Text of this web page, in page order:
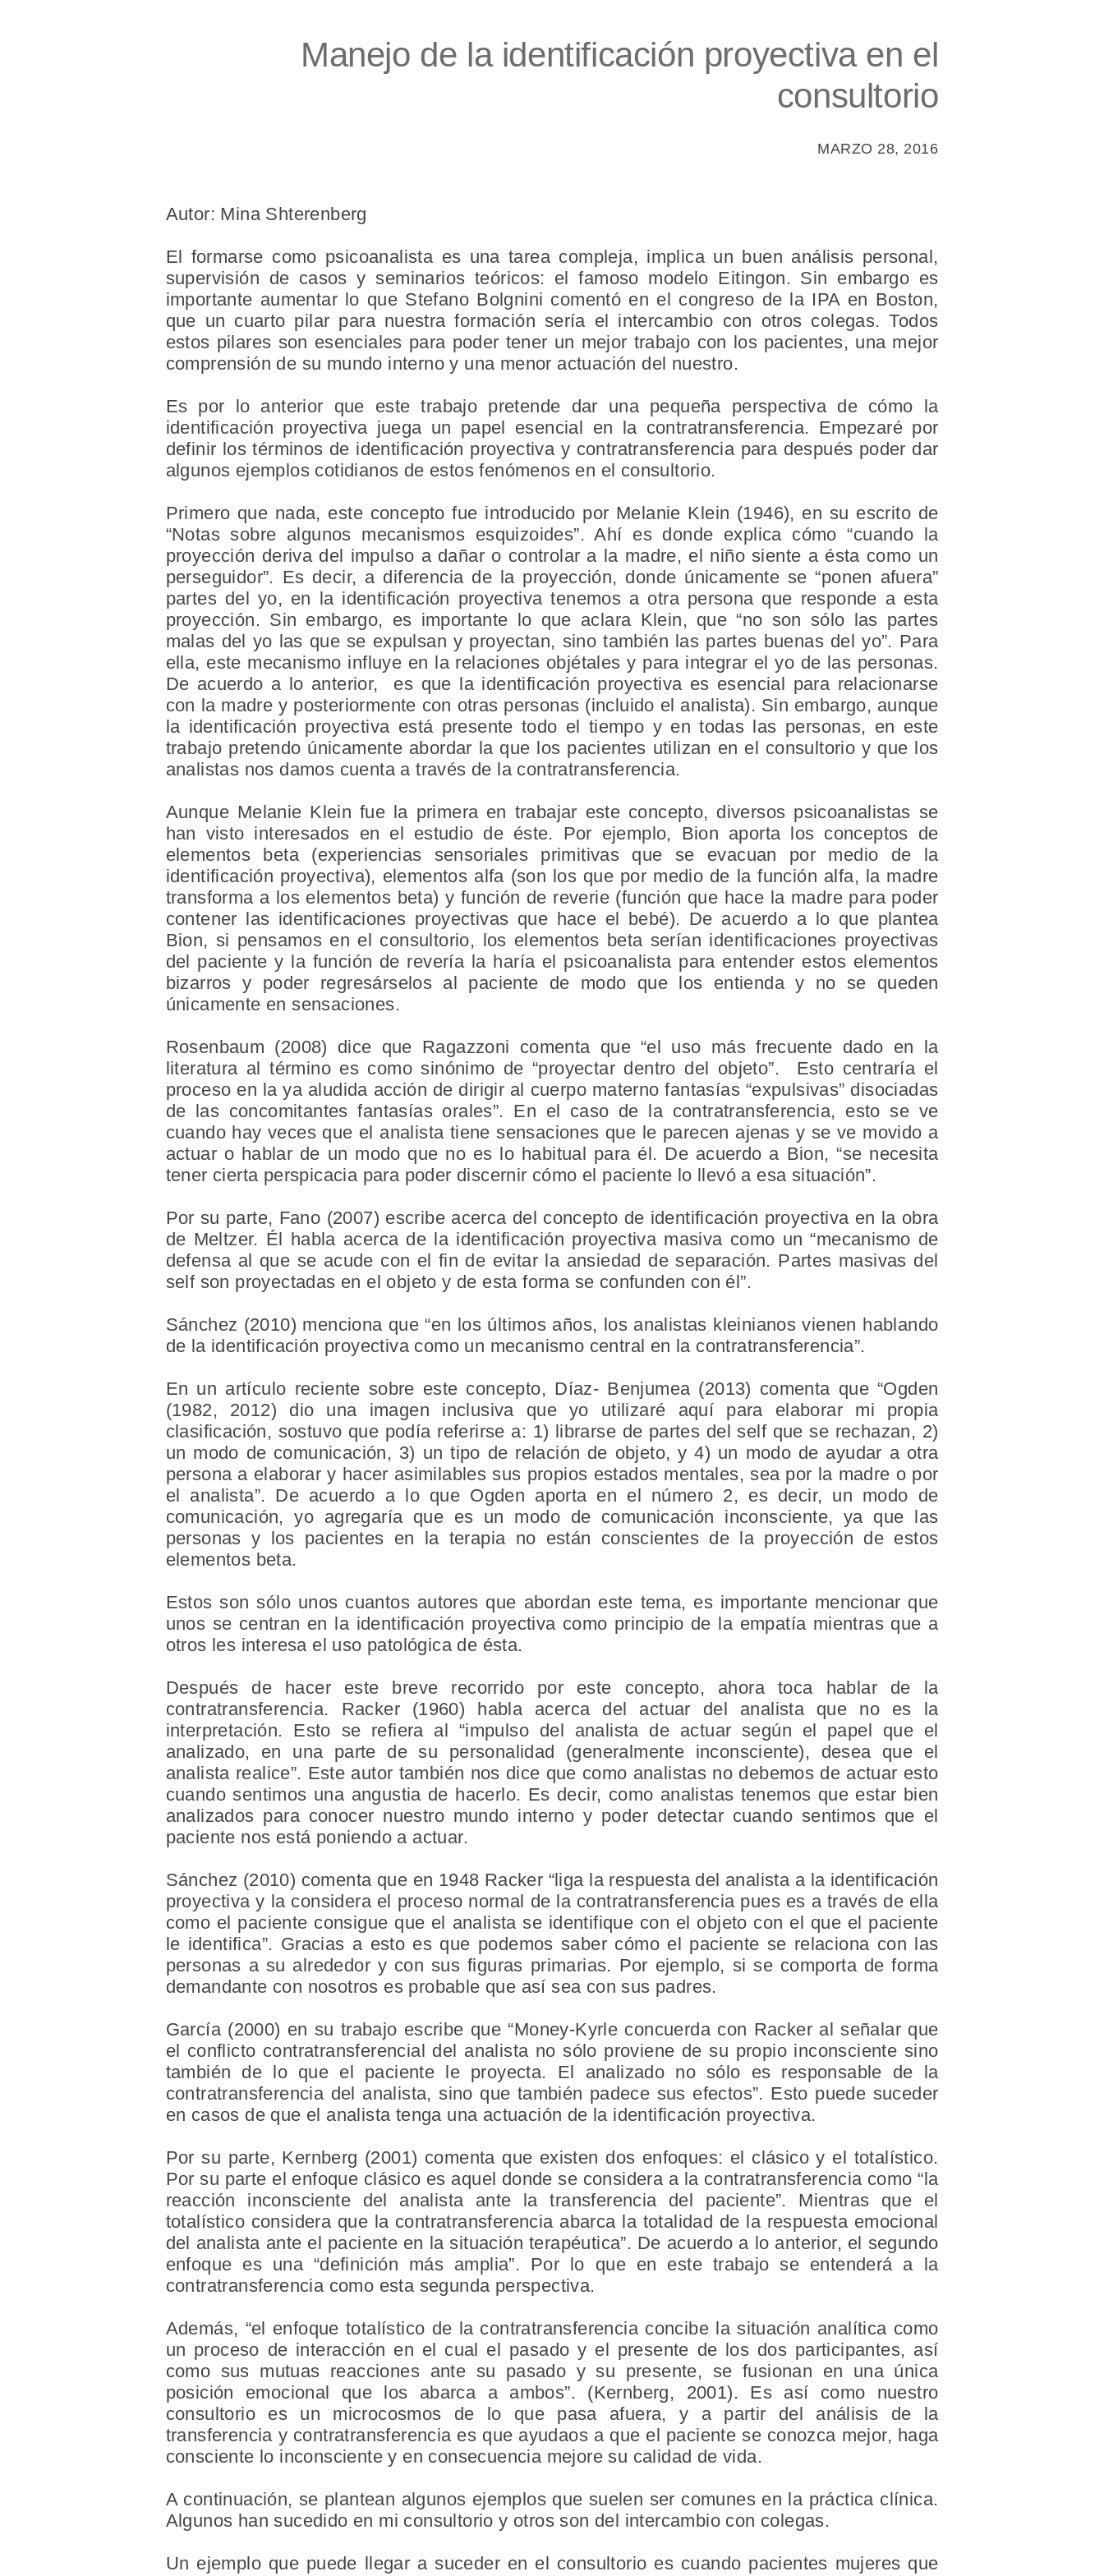
Manejo de la identificación proyectiva en el
consultorio
MARZO 28, 2016
Autor: Mina Shterenberg
El formarse como psicoanalista es una tarea compleja, implica un buen análisis personal,
supervisión de casos y seminarios teóricos: el famoso modelo Eitingon. Sin embargo es
importante aumentar lo que Stefano Bolgnini comentó en el congreso de la IPA en Boston,
que un cuarto pilar para nuestra formación sería el intercambio con otros colegas. Todos
estos pilares son esenciales para poder tener un mejor trabajo con los pacientes, una mejor
comprensión de su mundo interno y una menor actuación del nuestro.
Es por lo anterior que este trabajo pretende dar una pequeña perspectiva de cómo la
identificación proyectiva juega un papel esencial en la contratransferencia. Empezaré por
definir los términos de identificación proyectiva y contratransferencia para después poder dar
algunos ejemplos cotidianos de estos fenómenos en el consultorio.
Primero que nada, este concepto fue introducido por Melanie Klein (1946), en su escrito de
“Notas sobre algunos mecanismos esquizoides”. Ahí es donde explica cómo “cuando la
proyección deriva del impulso a dañar o controlar a la madre, el niño siente a ésta como un
perseguidor”. Es decir, a diferencia de la proyección, donde únicamente se “ponen afuera”
partes del yo, en la identificación proyectiva tenemos a otra persona que responde a esta
proyección. Sin embargo, es importante lo que aclara Klein, que “no son sólo las partes
malas del yo las que se expulsan y proyectan, sino también las partes buenas del yo”. Para
ella, este mecanismo influye en la relaciones objétales y para integrar el yo de las personas.
De acuerdo a lo anterior, es que la identificación proyectiva es esencial para relacionarse
con la madre y posteriormente con otras personas (incluido el analista). Sin embargo, aunque
la identificación proyectiva está presente todo el tiempo y en todas las personas, en este
trabajo pretendo únicamente abordar la que los pacientes utilizan en el consultorio y que los
analistas nos damos cuenta a través de la contratransferencia.
Aunque Melanie Klein fue la primera en trabajar este concepto, diversos psicoanalistas se
han visto interesados en el estudio de éste. Por ejemplo, Bion aporta los conceptos de
elementos beta (experiencias sensoriales primitivas que se evacuan por medio de la
identificación proyectiva), elementos alfa (son los que por medio de la función alfa, la madre
transforma a los elementos beta) y función de reverie (función que hace la madre para poder
contener las identificaciones proyectivas que hace el bebé). De acuerdo a lo que plantea
Bion, si pensamos en el consultorio, los elementos beta serían identificaciones proyectivas
del paciente y la función de revería la haría el psicoanalista para entender estos elementos
bizarros y poder regresárselos al paciente de modo que los entienda y no se queden
únicamente en sensaciones.
Rosenbaum (2008) dice que Ragazzoni comenta que “el uso más frecuente dado en la
literatura al término es como sinónimo de “proyectar dentro del objeto”. Esto centraría el
proceso en la ya aludida acción de dirigir al cuerpo materno fantasías “expulsivas” disociadas
de las concomitantes fantasías orales”. En el caso de la contratransferencia, esto se ve
cuando hay veces que el analista tiene sensaciones que le parecen ajenas y se ve movido a
actuar o hablar de un modo que no es lo habitual para él. De acuerdo a Bion, “se necesita
tener cierta perspicacia para poder discernir cómo el paciente lo llevó a esa situación”.
Por su parte, Fano (2007) escribe acerca del concepto de identificación proyectiva en la obra
de Meltzer. Él habla acerca de la identificación proyectiva masiva como un “mecanismo de
defensa al que se acude con el fin de evitar la ansiedad de separación. Partes masivas del
self son proyectadas en el objeto y de esta forma se confunden con él”.
Sánchez (2010) menciona que “en los últimos años, los analistas kleinianos vienen hablando
de la identificación proyectiva como un mecanismo central en la contratransferencia”.
En un artículo reciente sobre este concepto, Díaz- Benjumea (2013) comenta que “Ogden
(1982, 2012) dio una imagen inclusiva que yo utilizaré aquí para elaborar mi propia
clasificación, sostuvo que podía referirse a: 1) librarse de partes del self que se rechazan, 2)
un modo de comunicación, 3) un tipo de relación de objeto, y 4) un modo de ayudar a otra
persona a elaborar y hacer asimilables sus propios estados mentales, sea por la madre o por
el analista”. De acuerdo a lo que Ogden aporta en el número 2, es decir, un modo de
comunicación, yo agregaría que es un modo de comunicación inconsciente, ya que las
personas y los pacientes en la terapia no están conscientes de la proyección de estos
elementos beta.
Estos son sólo unos cuantos autores que abordan este tema, es importante mencionar que
unos se centran en la identificación proyectiva como principio de la empatía mientras que a
otros les interesa el uso patológica de ésta.
Después de hacer este breve recorrido por este concepto, ahora toca hablar de la
contratransferencia. Racker (1960) habla acerca del actuar del analista que no es la
interpretación. Esto se refiera al “impulso del analista de actuar según el papel que el
analizado, en una parte de su personalidad (generalmente inconsciente), desea que el
analista realice”. Este autor también nos dice que como analistas no debemos de actuar esto
cuando sentimos una angustia de hacerlo. Es decir, como analistas tenemos que estar bien
analizados para conocer nuestro mundo interno y poder detectar cuando sentimos que el
paciente nos está poniendo a actuar.
Sánchez (2010) comenta que en 1948 Racker “liga la respuesta del analista a la identificación
proyectiva y la considera el proceso normal de la contratransferencia pues es a través de ella
como el paciente consigue que el analista se identifique con el objeto con el que el paciente
le identifica”. Gracias a esto es que podemos saber cómo el paciente se relaciona con las
personas a su alrededor y con sus figuras primarias. Por ejemplo, si se comporta de forma
demandante con nosotros es probable que así sea con sus padres.
García (2000) en su trabajo escribe que “Money-Kyrle concuerda con Racker al señalar que
el conflicto contratransferencial del analista no sólo proviene de su propio inconsciente sino
también de lo que el paciente le proyecta. El analizado no sólo es responsable de la
contratransferencia del analista, sino que también padece sus efectos”. Esto puede suceder
en casos de que el analista tenga una actuación de la identificación proyectiva.
Por su parte, Kernberg (2001) comenta que existen dos enfoques: el clásico y el totalístico.
Por su parte el enfoque clásico es aquel donde se considera a la contratransferencia como “la
reacción inconsciente del analista ante la transferencia del paciente”. Mientras que el
totalístico considera que la contratransferencia abarca la totalidad de la respuesta emocional
del analista ante el paciente en la situación terapéutica”. De acuerdo a lo anterior, el segundo
enfoque es una “definición más amplia”. Por lo que en este trabajo se entenderá a la
contratransferencia como esta segunda perspectiva.
Además, “el enfoque totalístico de la contratransferencia concibe la situación analítica como
un proceso de interacción en el cual el pasado y el presente de los dos participantes, así
como sus mutuas reacciones ante su pasado y su presente, se fusionan en una única
posición emocional que los abarca a ambos”. (Kernberg, 2001). Es así como nuestro
consultorio es un microcosmos de lo que pasa afuera, y a partir del análisis de la
transferencia y contratransferencia es que ayudaos a que el paciente se conozca mejor, haga
consciente lo inconsciente y en consecuencia mejore su calidad de vida.
A continuación, se plantean algunos ejemplos que suelen ser comunes en la práctica clínica.
Algunos han sucedido en mi consultorio y otros son del intercambio con colegas.
Un ejemplo que puede llegar a suceder en el consultorio es cuando pacientes mujeres que